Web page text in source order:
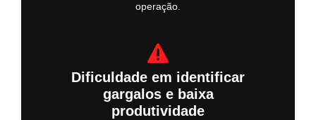
operação.
Dificuldade em identificar
gargalos e baixa
produtividade